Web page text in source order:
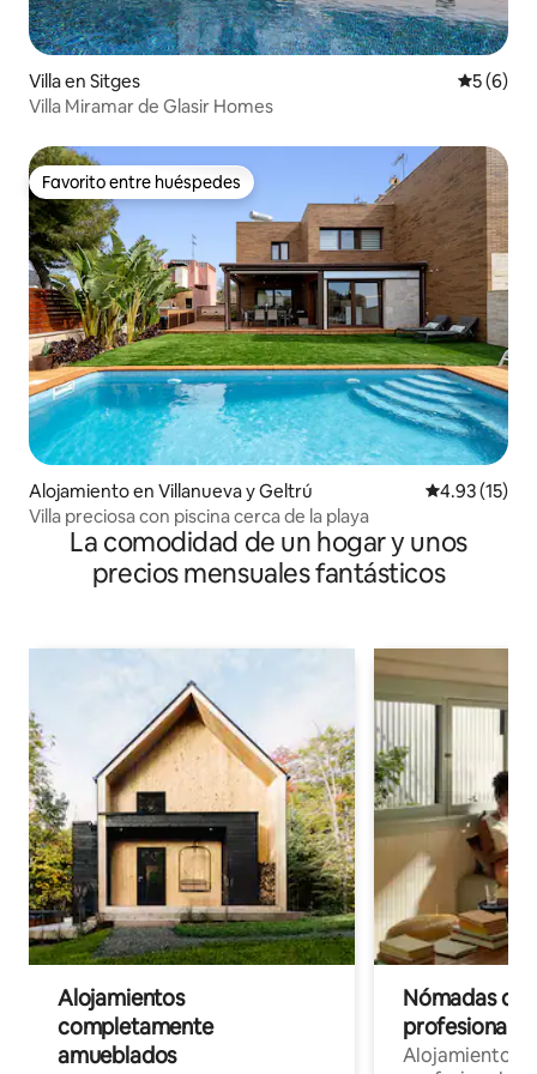
Villa en Sitges
5 (6)
Villa Miramar de Glasir Homes
Favorito entre huéspedes
Favorito entre huéspedes
Alojamiento en Villanueva y Geltrú Calificación
4.93 (15)
Villa preciosa con piscina cerca de la playa
La comodidad de un hogar y unos
precios mensuales fantásticos
Alojamientos
completamente
amueblados
Nómadas
Alojamientos